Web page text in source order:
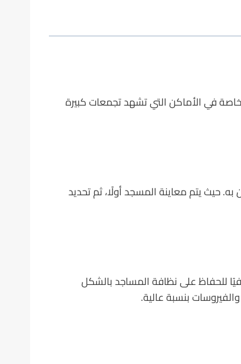
في الأماكن التي تشهد تجمعات كبيرة
يتم معاينة المسجد أولًا، ثم تحديد
للحفاظ على نظافة المساجد بالشكل
بنسبة عالية.